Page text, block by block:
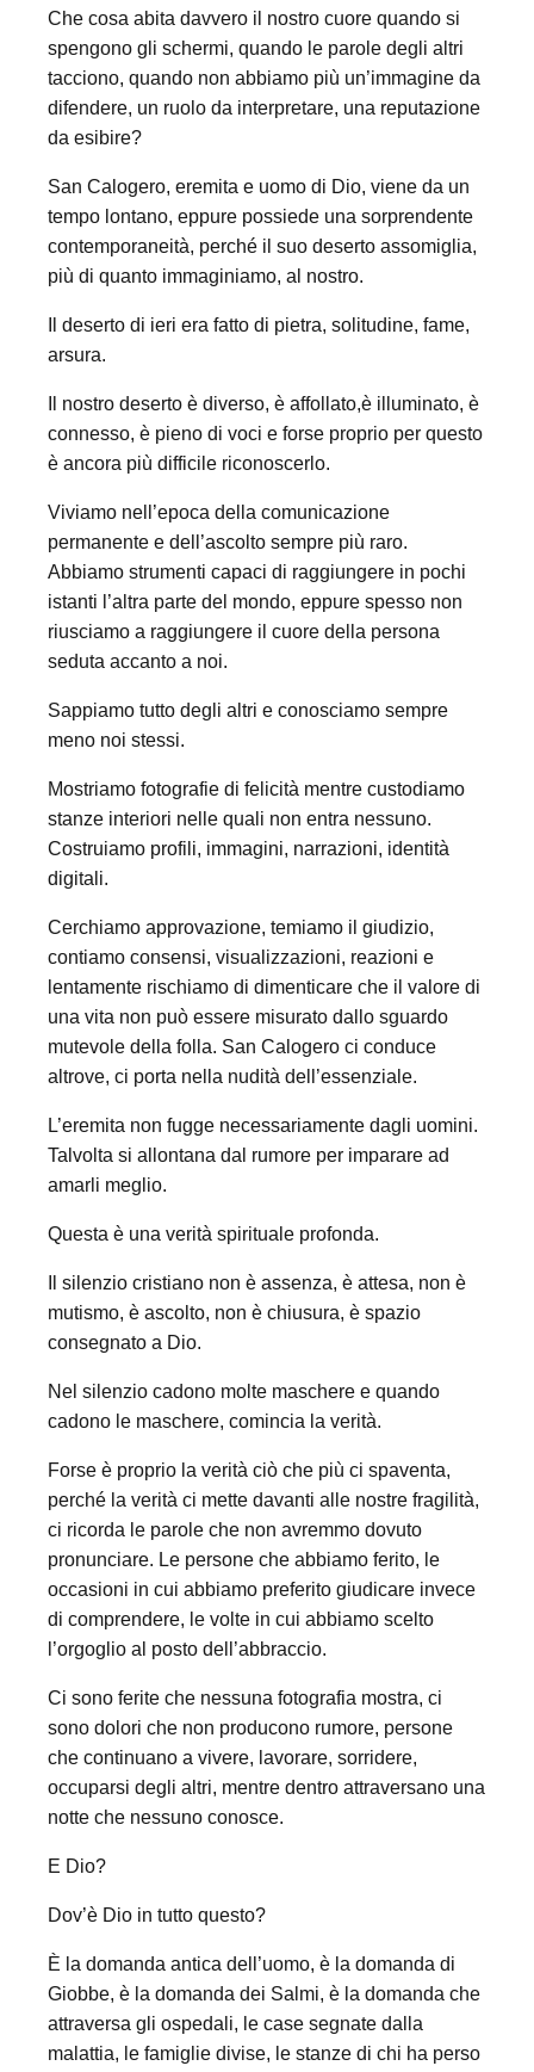
Che cosa abita davvero il nostro cuore quando si
spengono gli schermi, quando le parole degli altri
tacciono, quando non abbiamo più un’immagine da
difendere, un ruolo da interpretare, una reputazione
da esibire?
San Calogero, eremita e uomo di Dio, viene da un
tempo lontano, eppure possiede una sorprendente
contemporaneità, perché il suo deserto assomiglia,
più di quanto immaginiamo, al nostro.
Il deserto di ieri era fatto di pietra, solitudine, fame,
arsura.
Il nostro deserto è diverso, è affollato,è illuminato, è
connesso, è pieno di voci e forse proprio per questo
è ancora più difficile riconoscerlo.
Viviamo nell’epoca della comunicazione
permanente e dell’ascolto sempre più raro.
Abbiamo strumenti capaci di raggiungere in pochi
istanti l’altra parte del mondo, eppure spesso non
riusciamo a raggiungere il cuore della persona
seduta accanto a noi.
Sappiamo tutto degli altri e conosciamo sempre
meno noi stessi.
Mostriamo fotografie di felicità mentre custodiamo
stanze interiori nelle quali non entra nessuno.
Costruiamo profili, immagini, narrazioni, identità
digitali.
Cerchiamo approvazione, temiamo il giudizio,
contiamo consensi, visualizzazioni, reazioni e
lentamente rischiamo di dimenticare che il valore di
una vita non può essere misurato dallo sguardo
mutevole della folla. San Calogero ci conduce
altrove, ci porta nella nudità dell’essenziale.
L’eremita non fugge necessariamente dagli uomini.
Talvolta si allontana dal rumore per imparare ad
amarli meglio.
Questa è una verità spirituale profonda.
Il silenzio cristiano non è assenza, è attesa, non è
mutismo, è ascolto, non è chiusura, è spazio
consegnato a Dio.
Nel silenzio cadono molte maschere e quando
cadono le maschere, comincia la verità.
Forse è proprio la verità ciò che più ci spaventa,
perché la verità ci mette davanti alle nostre fragilità,
ci ricorda le parole che non avremmo dovuto
pronunciare. Le persone che abbiamo ferito, le
occasioni in cui abbiamo preferito giudicare invece
di comprendere, le volte in cui abbiamo scelto
l’orgoglio al posto dell’abbraccio.
Ci sono ferite che nessuna fotografia mostra, ci
sono dolori che non producono rumore, persone
che continuano a vivere, lavorare, sorridere,
occuparsi degli altri, mentre dentro attraversano una
notte che nessuno conosce.
E Dio?
Dov’è Dio in tutto questo?
È la domanda antica dell’uomo, è la domanda di
Giobbe, è la domanda dei Salmi, è la domanda che
attraversa gli ospedali, le case segnate dalla
malattia, le famiglie divise, le stanze di chi ha perso